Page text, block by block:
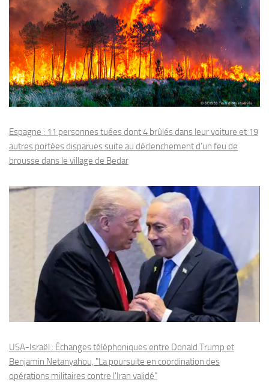
Espagne : 11 personnes tuées dont 4 brûlés dans leur voiture et 19
autres portées disparues suite au déclenchement d’un feu de
brousse dans le village de Bedar
USA-Israël : Échanges téléphoniques entre Donald Trump et
Benjamin Netanyahou, "La poursuite en coordination des
opérations militaires contre l'Iran validé"